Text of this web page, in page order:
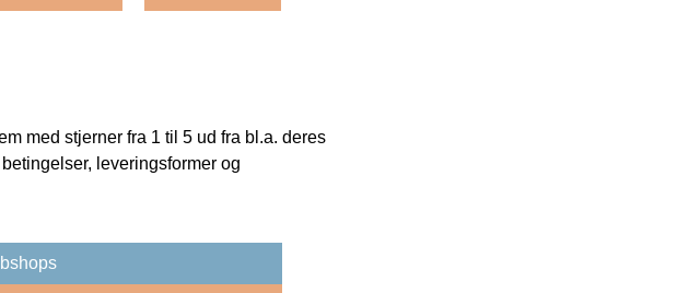
med stjerner fra 1 til 5 ud fra bl.a. deres
leveringsformer og